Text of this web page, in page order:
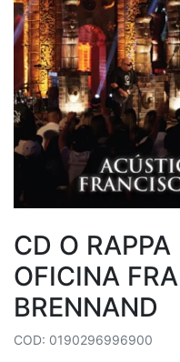
CD O
OFICINA
BRENNAND
COD: 0190296996900